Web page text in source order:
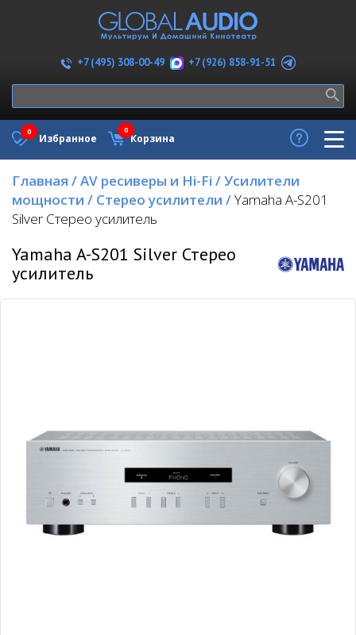
+7 (495) 308-00-49 +7 (926) 858-91-51
Избранное
0
Корзина
0
Главная /AV ресиверы и Hi-Fi /Усилители
мощности / Стерео усилители /Yamaha A-S201
Silver Стерео усилитель
Yamaha A-S201 Silver Стерео
усилитель